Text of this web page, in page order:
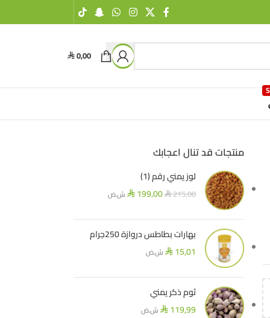
⃁ 0,00
منتجات قد تنال اعجابك
لوز يمني رقم (1)
⃁215,00
⃁ 199,00 ش.ض
بهارات بطاطس دروازة 250جرام
⃁ 15,01 ش.ض
ثوم ذكر يمني
⃁ 119,99 ش.ض